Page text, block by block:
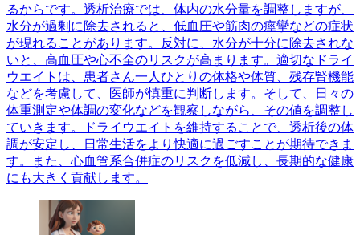
るからです。透析治療では、体内の水分量を調整しますが、
水分が過剰に除去されると、低血圧や筋肉の痙攣などの症状
が現れることがあります。反対に、水分が十分に除去されな
いと、高血圧や心不全のリスクが高まります。適切なドライ
ウエイトは、患者さん一人ひとりの体格や体質、残存腎機能
などを考慮して、医師が慎重に判断します。そして、日々の
体重測定や体調の変化などを観察しながら、その値を調整し
ていきます。ドライウエイトを維持することで、透析後の体
調が安定し、日常生活をより快適に過ごすことが期待できま
す。また、心血管系合併症のリスクを低減し、長期的な健康
にも大きく貢献します。